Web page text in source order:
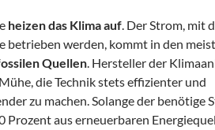
heizen das Klima auf. Der Strom, mit
betrieben werden, kommt in den
Quellen. Hersteller der
die Technik stets effizienter und
zu machen. Solange der benötige
Prozent aus erneuerbaren